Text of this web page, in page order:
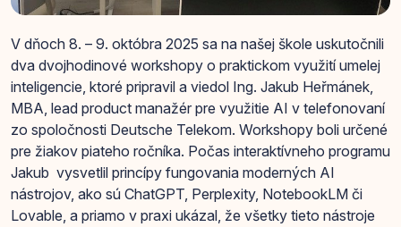
V dňoch 8. – 9. októbra 2025 sa na našej škole uskutočnili
dva dvojhodinové workshopy o praktickom využití umelej
inteligencie, ktoré pripravil a viedol Ing. Jakub Heřmánek,
MBA, lead product manažér pre využitie AI v telefonovaní
zo spoločnosti Deutsche Telekom. Workshopy boli určené
pre žiakov piateho ročníka. Počas interaktívneho programu
Jakub vysvetlil princípy fungovania moderných AI
nástrojov, ako sú ChatGPT, Perplexity, NotebookLM či
Lovable, a priamo v praxi ukázal, že všetky tieto nástroje